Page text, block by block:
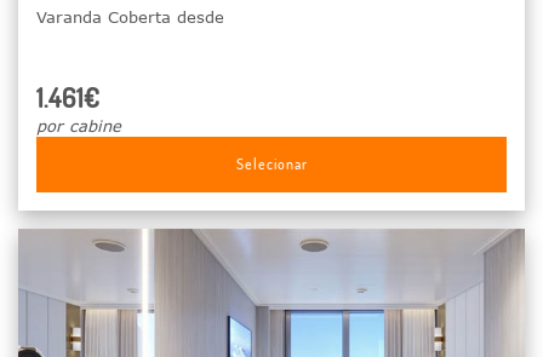
Varanda Coberta desde
1.461€
por cabine
Selecionar